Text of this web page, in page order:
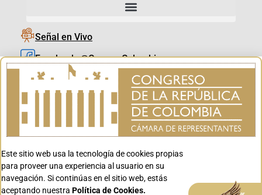
Señal en Vivo
Facebook_@CamaraColombia
Instagram_@CamaraColombia
X_@CamaraColombia
Youtube_@CamaraColombia
Youtube_@CanalCongreso
Este sitio web usa la tecnología de cookies propias
para proveer una experiencia al usuario en su
navegación. Si continúas en el sitio web, estás
aceptando nuestra Política de Cookies. Aceptar